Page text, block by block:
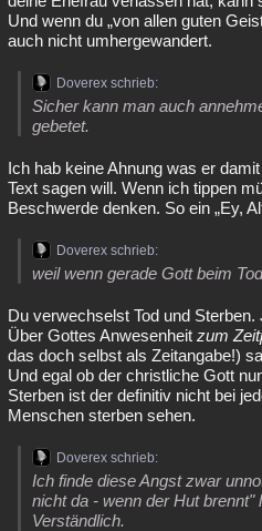
Und wenn du „von allen guten
auch nicht umhergewandert.
Doverex schrieb:
Sicher kann man auch
gebetet.
Ich hab keine Ahnung was er
Text sagen will. Wenn ich tippen
Beschwerde denken. So ein „Ey,
Doverex schrieb:
weil wenn gerade Gott beim
Du verwechselst Tod und
Über Gottes Anwesenheit zum
das doch selbst als Zeitangabe!)
Und egal ob der christliche Gott
Sterben ist der definitiv nicht bei
Menschen sterben sehen.
Doverex schrieb:
Ich finde diese Angst zwar
nicht da - wenn der Hut
Verständlich.